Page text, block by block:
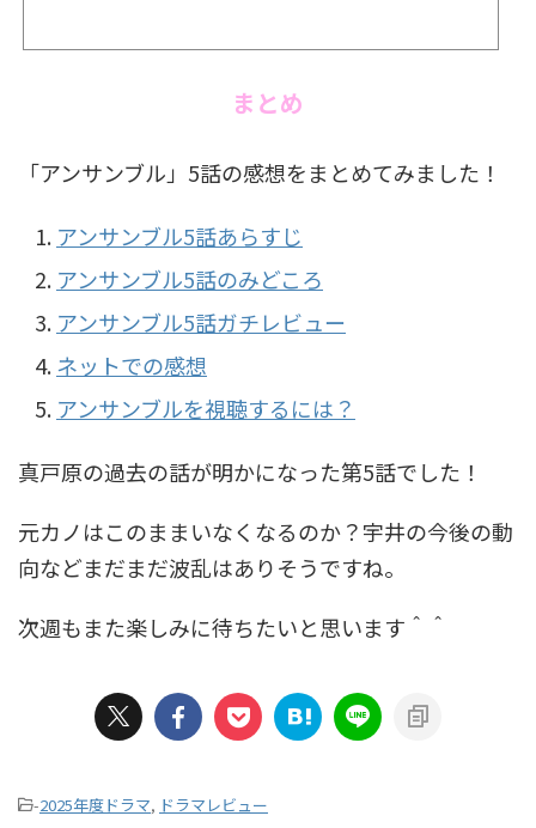
まとめ
「アンサンブル」5話の感想をまとめてみました！
アンサンブル5話あらすじ
アンサンブル5話のみどころ
アンサンブル5話ガチレビュー
ネットでの感想
アンサンブルを視聴するには？
真戸原の過去の話が明かになった第5話でした！
元カノはこのままいなくなるのか？宇井の今後の動
向などまだまだ波乱はありそうですね。
次週もまた楽しみに待ちたいと思います＾＾
-2025年度ドラマ, ドラマレビュー